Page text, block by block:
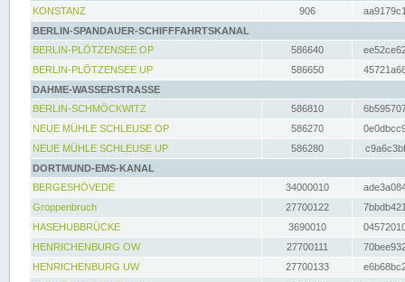
KONSTANZ
906
BERLIN-SPANDAUER-SCHIFFFAHRTSKANAL
BERLIN-PLÖTZENSEE OP
586640
BERLIN-PLÖTZENSEE UP
586650
DAHME-WASSERSTRASSE
BERLIN-SCHMÖCKWITZ
586810
NEUE MÜHLE SCHLEUSE OP
586270
NEUE MÜHLE SCHLEUSE UP
586280
DORTMUND-EMS-KANAL
BERGESHÖVEDE
34000010
Groppenbruch
27700122
HASEHUBBRÜCKE
3690010
HENRICHENBURG OW
27700111
HENRICHENBURG UW
27700133